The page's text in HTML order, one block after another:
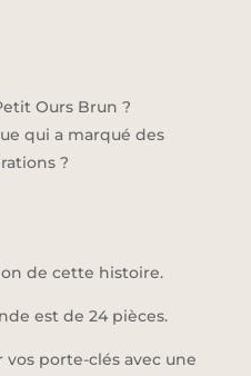
Ours Brun ?
qui a marqué des
?
de cette histoire.
est de 24 pièces.
vos porte-clés avec une